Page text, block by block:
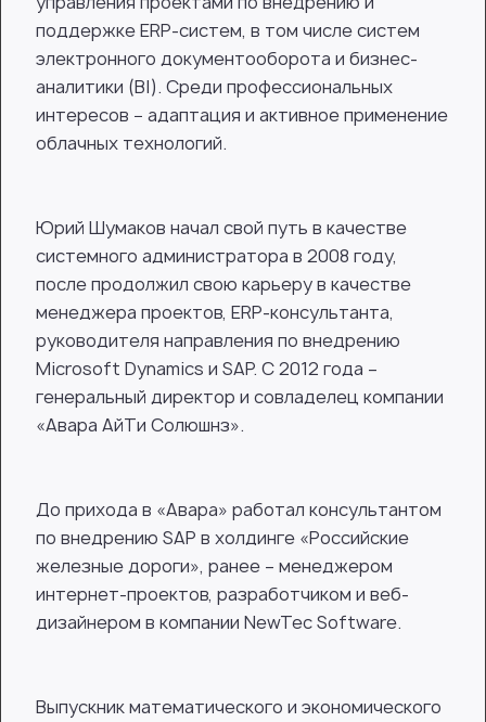
поддержке ERP-систем, в том числе систем
электронного документооборота и бизнес-
аналитики (BI). Среди профессиональных
интересов − адаптация и активное применение
облачных технологий.
Юрий Шумаков начал свой путь в качестве
системного администратора в 2008 году,
после продолжил свою карьеру в качестве
менеджера проектов, ERP-консультанта,
руководителя направления по внедрению
Microsoft Dynamics и SAP. C 2012 года –
генеральный директор и совладелец компании
«Авара АйТи Солюшнз».
До прихода в «Авара» работал консультантом
по внедрению SAP в холдинге «Российские
железные дороги», ранее – менеджером
интернет-проектов, разработчиком и веб-
дизайнером в компании NewTec Software.
Выпускник математического и экономического